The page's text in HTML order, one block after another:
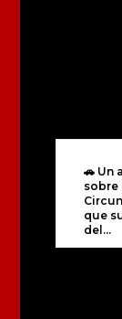
🚗 Un
sobre
que
del...